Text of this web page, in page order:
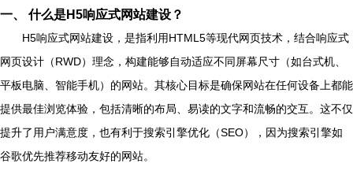
一、 什么是H5响应式网站建设？
H5响应式网站建设，是指利用HTML5等现代网页技术，结合响应式
网页设计（RWD）理念，构建能够自动适应不同屏幕尺寸（如台式机、
平板电脑、智能手机）的网站。其核心目标是确保网站在任何设备上都能
提供最佳浏览体验，包括清晰的布局、易读的文字和流畅的交互。这不仅
提升了用户满意度，也有利于搜索引擎优化（SEO），因为搜索引擎如
谷歌优先推荐移动友好的网站。